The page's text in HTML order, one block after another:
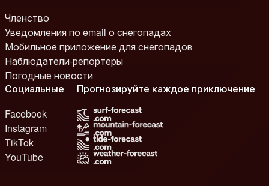
Членство
Уведомления по email о снегопадах
Мобильное приложение для снегопадов
Наблюдатели-репортеры
Погодные новости
Социальные
Facebook
Instagram
TikTok
YouTube
Прогнозируйте каждое приключение